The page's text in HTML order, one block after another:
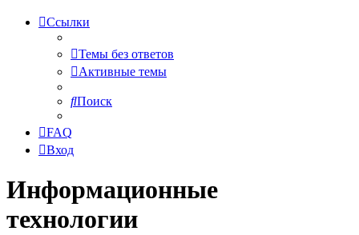
Ссылки
Темы без ответов
Активные темы
Поиск
FAQ
Вход
Информационные
технологии